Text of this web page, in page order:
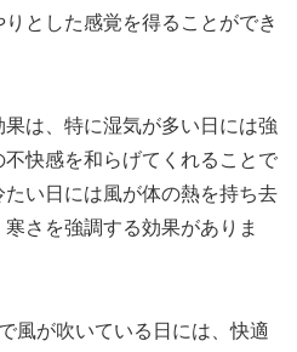
とした感覚を得ることができ
は、特に湿気が多い日には強
不快感を和らげてくれることで
い日には風が体の熱を持ち去
さを強調する効果がありま
風が吹いている日には、快適